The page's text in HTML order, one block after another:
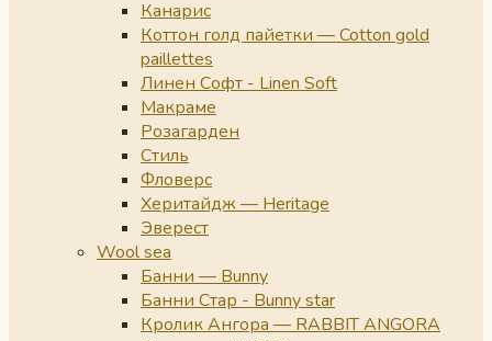
Канарис
Коттон голд пайетки — Cotton gold
paillettes
Линен Софт - Linen Soft
Макраме
Розагарден
Стиль
Фловерс
Херитайдж — Heritage
Эверест
Wool sea
Банни — Bunny
Банни Стар - Bunny star
Кролик Ангора — RABBIT ANGORA